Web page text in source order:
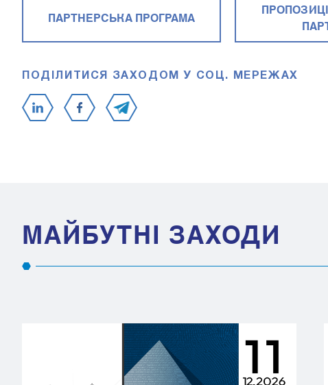
ПАРТНЕРСЬКА ПРОГРАМА
ПОДІЛИТИСЯ ЗАХОДОМ У СОЦ. МЕРЕЖАХ
МАЙБУТНІ ЗАХОДИ